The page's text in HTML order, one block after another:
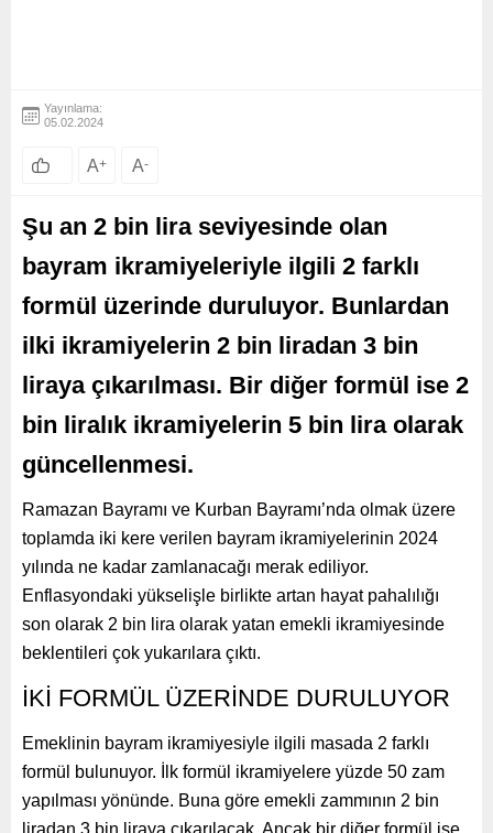
Yayınlama:
05.02.2024
A+ A-
Şu an 2 bin lira seviyesinde olan
bayram ikramiyeleriyle ilgili 2 farklı
formül üzerinde duruluyor. Bunlardan
ilki ikramiyelerin 2 bin liradan 3 bin
liraya çıkarılması. Bir diğer formül ise 2
bin liralık ikramiyelerin 5 bin lira olarak
güncellenmesi.
Ramazan Bayramı ve Kurban Bayramı’nda olmak üzere
toplamda iki kere verilen bayram ikramiyelerinin 2024
yılında ne kadar zamlanacağı merak ediliyor.
Enflasyondaki yükselişle birlikte artan hayat pahalılığı
son olarak 2 bin lira olarak yatan emekli ikramiyesinde
beklentileri çok yukarılara çıktı.
İKİ FORMÜL ÜZERİNDE DURULUYOR
Emeklinin bayram ikramiyesiyle ilgili masada 2 farklı
formül bulunuyor. İlk formül ikramiyelere yüzde 50 zam
yapılması yönünde. Buna göre emekli zammının 2 bin
liradan 3 bin liraya çıkarılacak. Ancak bir diğer formül ise